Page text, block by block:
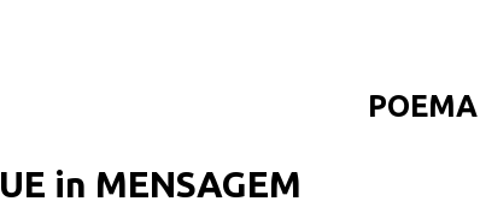
POEMA
in MENSAGEM